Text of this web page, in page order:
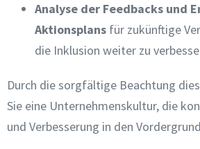
Analyse der Feedbacks und
Aktionsplans für zukünftige
die Inklusion weiter zu
Durch die sorgfältige Beachtung
Sie eine Unternehmenskultur, die
und Verbesserung in den